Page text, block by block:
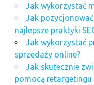
Jak wykorzystać
Jak
najlepsze praktyki
Jak wykorzystać
sprzedaży online?
Jak skutecznie
pomocą